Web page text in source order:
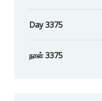
Day 3375
நாள் 3375